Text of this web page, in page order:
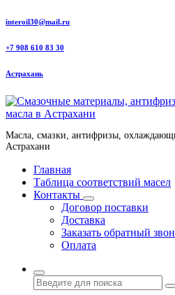
Перейти
содержанию
interoil30@mail.ru
+7 908 610 83 30
Астрахань
Масла, смазки, антифризы,
Астрахани
Главная
Таблица соответствий масел
Контакты
Договор поставки
Доставка
Заказать обратный
Оплата